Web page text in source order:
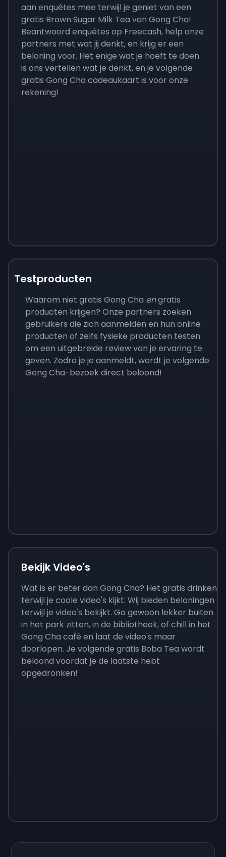
aan enquêtes mee terwijl je geniet van een
gratis Brown Sugar Milk Tea van Gong Cha!
Beantwoord enquêtes op Freecash, help onze
partners met wat jij denkt, en krijg er een
beloning voor. Het enige wat je hoeft te doen
is ons vertellen wat je denkt, en je volgende
gratis Gong Cha cadeaukaart is voor onze
rekening!
Testproducten
Waarom niet gratis Gong Cha engratis
producten krijgen? Onze partners zoeken
gebruikers die zich aanmelden en hun online
producten of zelfs fysieke producten testen
om een uitgebreide review van je ervaring te
geven. Zodra je je aanmeldt, wordt je volgende
Gong Cha-bezoek direct beloond!
Bekijk Video's
Wat is er beter dan Gong Cha? Het gratis drinken
terwijl je coole video's kijkt. Wij bieden beloningen
terwijl je video's bekijkt. Ga gewoon lekker buiten
in het park zitten, in de bibliotheek, of chill in het
Gong Cha café en laat de video's maar
doorlopen. Je volgende gratis Boba Tea wordt
beloond voordat je de laatste hebt
opgedronken!